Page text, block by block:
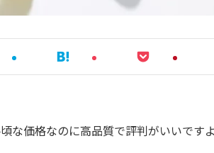
な価格なのに高品質で評判がいいですよ